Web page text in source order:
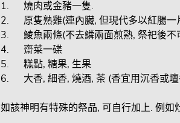
1. 燒肉或金豬一隻.
2. 原隻熟雞(連內臟, 但現代多以紅腸一
3. 鯪魚兩條(不去鱗兩面煎熟, 祭祀後不
4. 齋菜一碟
5. 糕點, 糖果, 生果
6. 大香, 細香, 燒酒, 茶 (香宜用沉香或壇
如該神明有特殊的祭品, 可自行加上. 例如